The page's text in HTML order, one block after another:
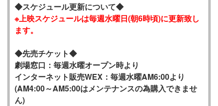
◆スケジュール更新について◆
※上映スケジュールは毎週水曜日(朝6時頃)に更新致し
ます。
◆先売チケット◆
劇場窓口：毎週水曜オープン時より
インターネット販売WEX：毎週水曜AM6:00より
(AM4:00～AM5:00はメンテナンスの為購入できませ
ん)